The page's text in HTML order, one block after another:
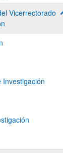
Vicerrectorado
Investigación